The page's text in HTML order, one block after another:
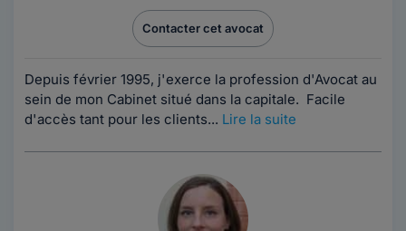
Contacter cet avocat
Depuis février 1995, j'exerce la profession d'Avocat au
sein de mon Cabinet situé dans la capitale. Facile
d'accès tant pour les clients... Lire la suite